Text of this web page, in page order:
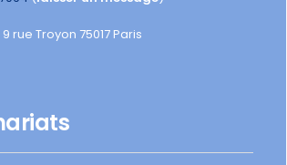
rue Troyon 75017 Paris